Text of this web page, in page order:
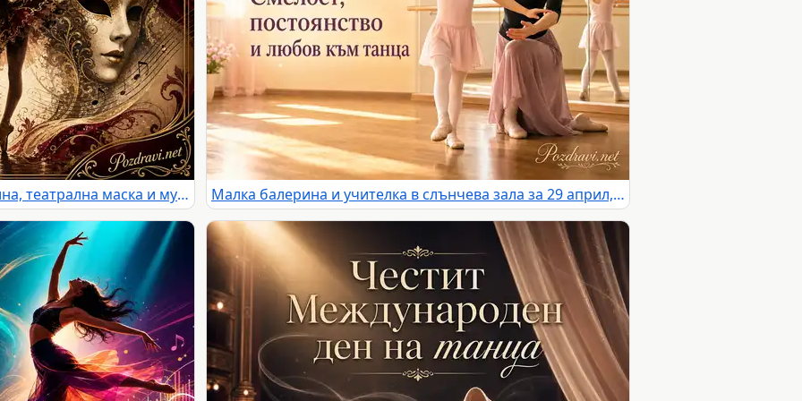
Световен ден на танца с балерина, театрална маска и музикални ноти Малка балерина и учителка в слънчева зала за 29 април, ден на танца